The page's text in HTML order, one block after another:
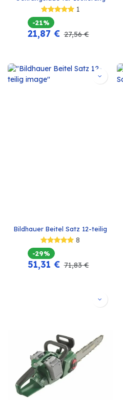
1
-21%
21,87€ 27,56€
Bildhauer Beitel Satz 12-teilig
8
-29%
51,31 € 71,83€